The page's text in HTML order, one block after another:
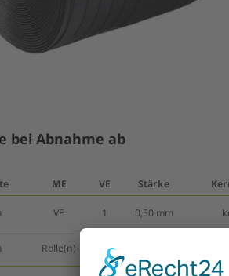
bei Abnahme ab
ME VE Stärke
VE 1 0,50 mm
Rolle(n) 4